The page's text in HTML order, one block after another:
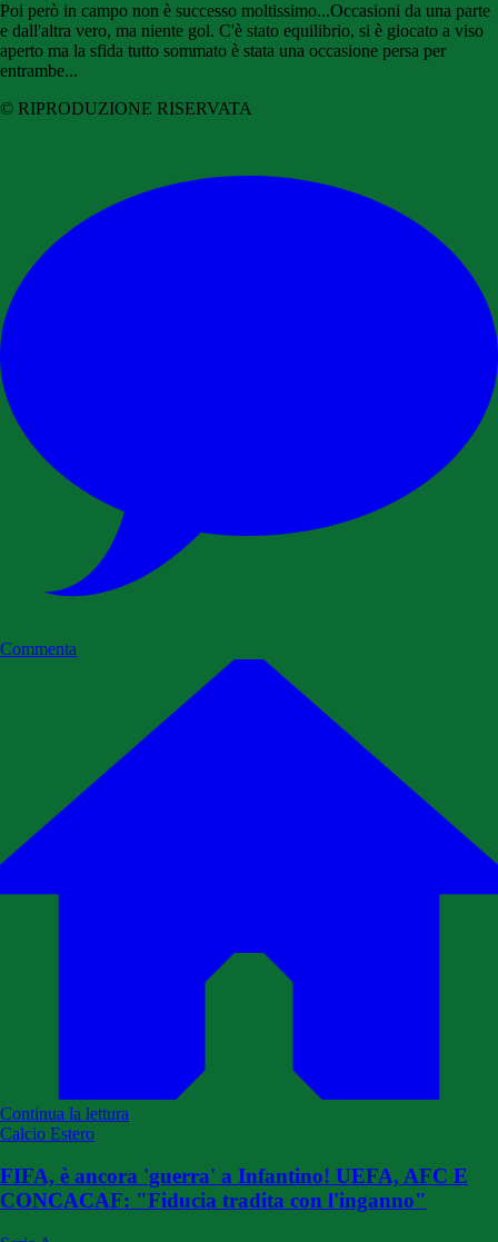
Poi però in campo non è successo moltissimo...Occasioni da una parte
e dall'altra vero, ma niente gol. C'è stato equilibrio, si è giocato a viso
aperto ma la sfida tutto sommato è stata una occasione persa per
entrambe...
© RIPRODUZIONE RISERVATA
Commenta
Continua la lettura
Calcio Estero
FIFA, è ancora 'guerra' a Infantino! UEFA, AFC E
CONCACAF: "Fiducia tradita con l'inganno"